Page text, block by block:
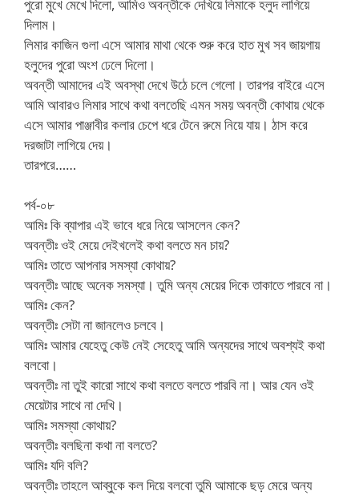
পুরো মুখে মেখে দিলো, আমিও অবন্তীকে দেখিয়ে লিমাকে হলুদ লাগিয়ে
দিলাম।
লিমার কাজিন গুলা এসে আমার মাথা থেকে শুরু করে হাত মুখ সব জায়গায়
হলুদের পুরো অংশ ঢেলে দিলো।
অবন্তী আমাদের এই অবস্থা দেখে উঠে চলে গেলো। তারপর বাইরে এসে
আমি আবারও লিমার সাথে কথা বলতেছি এমন সময় অবন্তী কোথায় থেকে
এসে আমার পাঞ্জাবীর কলার চেপে ধরে টেনে রুমে নিয়ে যায়। ঠাস করে
দরজাটা লাগিয়ে দেয়।
তারপরে……
পর্ব-০৮
আমিঃ কি ব্যাপার এই ভাবে ধরে নিয়ে আসলেন কেন?
অবন্তীঃ ওই মেয়ে দেইখলেই কথা বলতে মন চায়?
আমিঃ তাতে আপনার সমস্যা কোথায়?
অবন্তীঃ আছে অনেক সমস্যা। তুমি অন্য মেয়ের দিকে তাকাতে পারবে না।
আমিঃ কেন?
অবন্তীঃ সেটা না জানলেও চলবে।
আমিঃ আমার যেহেতু কেউ নেই সেহেতু আমি অন্যদের সাথে অবশ্যই কথা
বলবো।
অবন্তীঃ না তুই কারো সাথে কথা বলতে বলতে পারবি না। আর যেন ওই
মেয়েটার সাথে না দেখি।
আমিঃ সমস্যা কোথায়?
অবন্তীঃ বলছিনা কথা না বলতে?
আমিঃ যদি বলি?
অবন্তীঃ তাহলে আব্বুকে কল দিয়ে বলবো তুমি আমাকে ছড় মেরে অন্য